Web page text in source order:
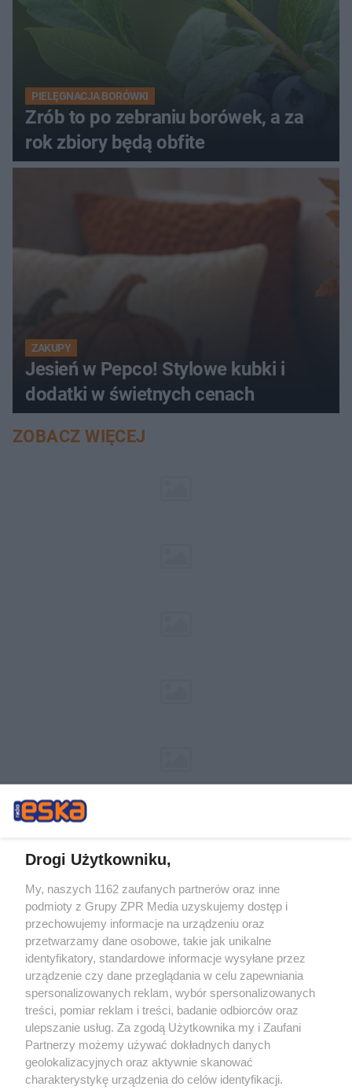
PIELĘGNACJA BORÓWKI
Zrób to po zebraniu borówek, a za
rok zbiory będą obfite
ZAKUPY
Jesień w Pepco! Stylowe kubki i
dodatki w świetnych cenach
ZOBACZ WIĘCEJ
Żaden utwór zamieszczony w serwisie nie może być powielany i
rozpowszechniany lub dalej rozpowszechniany w jakikolwiek sposób (w
tym także elektroniczny lub mechaniczny) na jakimkolwiek polu
eksploatacji w jakiejkolwiek formie, włącznie z umieszczaniem w Internecie
bez pisemnej zgody właściciela praw. Jakiekolwiek użycie lub
wykorzystanie utworów w całości lub w części z naruszeniem prawa, tzn.
bez właściwej zgody, jest zabronione pod groźbą kary i może być ścigane
prawnie.
Drogi Użytkowniku,
My, naszych 1162 zaufanych partnerów oraz inne
podmioty z Grupy ZPR Media uzyskujemy dostęp i
przechowujemy informacje na urządzeniu oraz
przetwarzamy dane osobowe, takie jak unikalne
identyfikatory, standardowe informacje wysyłane przez
urządzenie czy dane przeglądania w celu zapewniania
spersonalizowanych reklam, wybór spersonalizowanych
treści, pomiar reklam i treści, badanie odbiorców oraz
ulepszanie usług. Za zgodą Użytkownika my i Zaufani
Partnerzy możemy używać dokładnych danych
geolokalizacyjnych oraz aktywnie skanować
charakterystykę urządzenia do celów identyfikacji.